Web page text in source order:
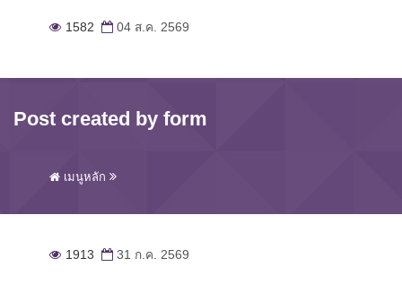
1582 04 ส.ค. 2569
Post created by form
เมนูหลัก
1913 31 ก.ค. 2569